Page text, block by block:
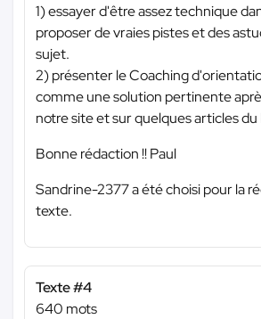
1) essayer d'être assez technique
proposer de vraies pistes et des
sujet.
2) présenter le Coaching
comme une solution pertinente
notre site et sur quelques articles du
Bonne rédaction !! Paul
Sandrine-2377 a été choisi pour la
texte.
Texte #4
640 mots